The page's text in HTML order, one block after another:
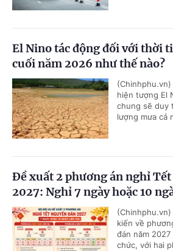
El Nino tác động đối với thời
cuối năm 2026 như thế nào?
hiện tượng El
chung sẽ duy
lượng mưa cả
Đề xuất 2 phương án nghỉ
2027: Nghỉ 7 ngày hoặc 10
kiến về
đán năm
chức, với hai